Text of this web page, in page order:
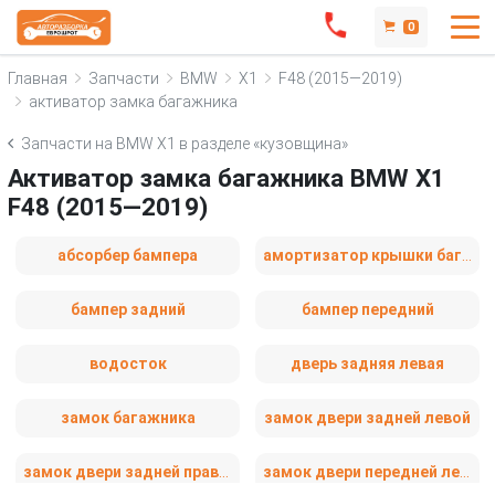
0
Главная Запчасти BMW X1
F48 (2015—2019)
активатор замка багажника
Запчасти на BMW X1 в разделе «кузовщина»
Активатор замка багажника BMW X1
F48 (2015—2019)
абсорбер бампера
бампер задний бампер передний
водосток дверь задняя левая
замок багажника замок двери задней левой